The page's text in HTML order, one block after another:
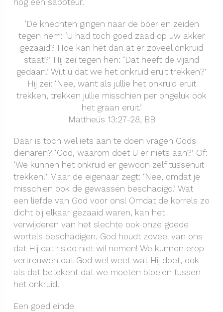
nog een saboteur.
‘De knechten gingen naar de boer en zeiden
tegen hem: ‘U had toch goed zaad op uw akker
gezaaid? Hoe kan het dan at er zoveel onkruid
staat?’ Hij zei tegen hen: ‘Dat heeft de vijand
gedaan.’ Wilt u dat we het onkruid eruit trekken?’
Hij zei: ‘Nee, want als jullie het onkruid eruit
trekken, trekken jullie misschien per ongeluk ook
het graan eruit.’
Mattheüs 13:27-28, BB
Daar is toch wel iets aan te doen vragen Gods
dienaren? ‘God, waarom doet U er niets aan?’ Of:
‘We kunnen het onkruid er gewoon zelf tussenuit
trekken!’ Maar de eigenaar zegt: ‘Nee, omdat je
misschien ook de gewassen beschadigd.’ Wat
een liefde van God voor ons! Omdat de korrels zo
dicht bij elkaar gezaaid waren, kan het
verwijderen van het slechte ook onze goede
wortels beschadigen. God houdt zoveel van ons
dat Hij dat risico niet wil nemen! We kunnen erop
vertrouwen dat God wel weet wat Hij doet, ook
als dat betekent dat we moeten bloeien tussen
het onkruid.
Een goed einde